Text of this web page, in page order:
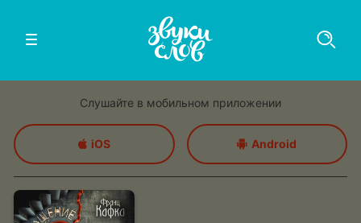
Слушайте в мобильном приложении
iOS Android